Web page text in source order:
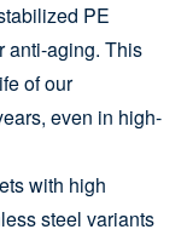
PE
anti-aging. This
of our
even in high-
with high
steel variants